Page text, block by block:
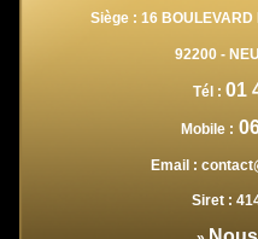
Siège : 16
92200 -
Tél : 01
Mobile :
Email :
Siret :